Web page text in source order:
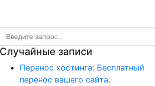
Search
for:
Случайные записи
Перенос хостинга: Бесплатный
перенос вашего сайта.